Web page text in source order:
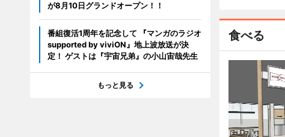
食べる
が8月10日グランドオープン！！
番組復活1周年を記念して 『マンガのラジオ
supported by viviON』地上波放送が決
定！ ゲストは『宇宙兄弟』の小山宙哉先生
もっと見る